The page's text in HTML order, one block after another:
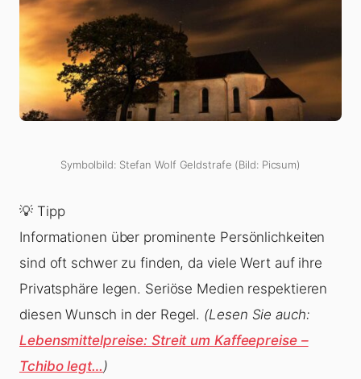
Symbolbild: Stefan Wolf Geldstrafe (Bild: Picsum)
💡 Tipp
Informationen über prominente Persönlichkeiten
sind oft schwer zu finden, da viele Wert auf ihre
Privatsphäre legen. Seriöse Medien respektieren
diesen Wunsch in der Regel. (Lesen Sie auch:
Lebensmittelpreise: Streit um Kaffeepreise –
Tchibo legt… )